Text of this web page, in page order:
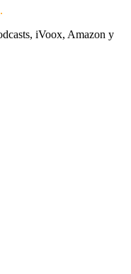
.
iVoox, Amazon y